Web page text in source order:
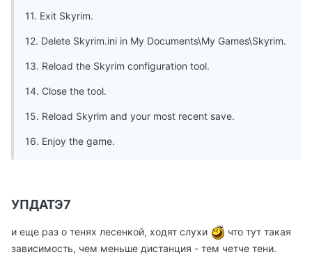
11. Exit Skyrim.
12. Delete Skyrim.ini in My Documents\My Games\Skyrim.
13. Reload the Skyrim configuration tool.
14. Close the tool.
15. Reload Skyrim and your most recent save.
16. Enjoy the game.
УПДАТЭ7
и еще раз о тенях лесенкой, ходят слухи
что тут такая
зависимость, чем меньше дистанция - тем четче тени.